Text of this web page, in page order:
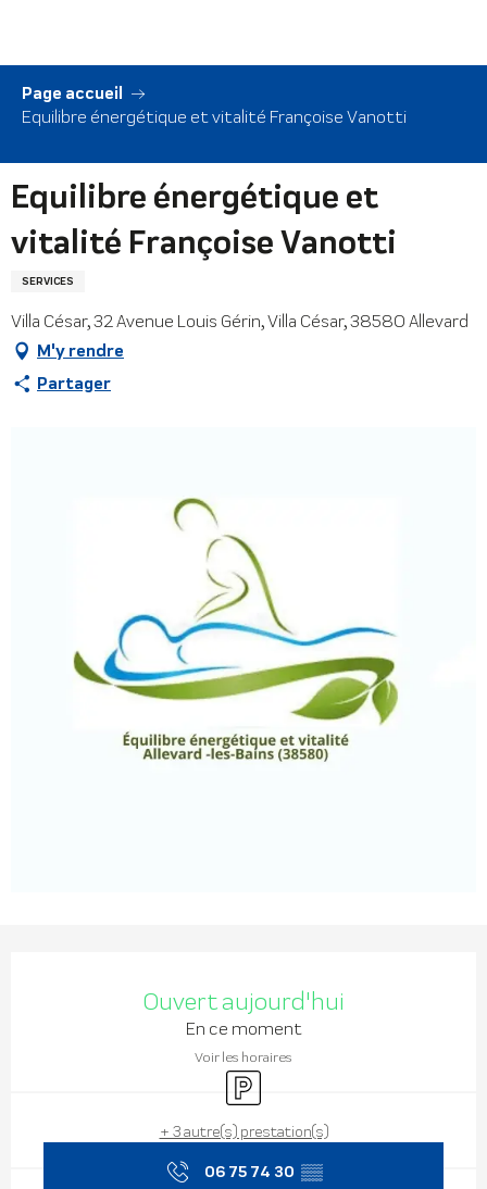
contenu
principal
Page accueil
Equilibre énergétique et vitalité Françoise Vanotti
Equilibre énergétique et
vitalité Françoise Vanotti
SERVICES
Villa César, 32 Avenue Louis Gérin, Villa César, 38580 Allevard
M'y rendre
Partager
Ouverture et coordonnées
Ouvert aujourd'hui
En ce moment
Voir les horaires
Parking
+ 3 autre(s) prestation(s)
06 75 74 30 ▒▒